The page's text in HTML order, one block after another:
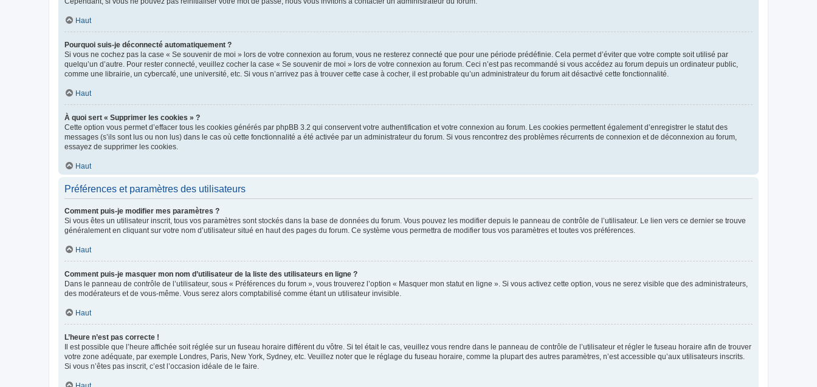
Haut
Pourquoi suis-je déconnecté automatiquement ?
Si vous ne cochez pas la case « Se souvenir de moi » lors de votre connexion au forum, vous ne resterez connecté que pour une période prédéfinie. Cela permet d’éviter que votre compte soit utilisé par
quelqu’un d’autre. Pour rester connecté, veuillez cocher la case « Se souvenir de moi » lors de votre connexion au forum. Ceci n’est pas recommandé si vous accédez au forum depuis un ordinateur public,
comme une librairie, un cybercafé, une université, etc. Si vous n’arrivez pas à trouver cette case à cocher, il est probable qu’un administrateur du forum ait désactivé cette fonctionnalité.
Haut
À quoi sert « Supprimer les cookies » ?
Cette option vous permet d’effacer tous les cookies générés par phpBB 3.2 qui conservent votre authentification et votre connexion au forum. Les cookies permettent également d’enregistrer le statut des
messages (s’ils sont lus ou non lus) dans le cas où cette fonctionnalité a été activée par un administrateur du forum. Si vous rencontrez des problèmes récurrents de connexion et de déconnexion au forum,
essayez de supprimer les cookies.
Haut
Préférences et paramètres des utilisateurs
Comment puis-je modifier mes paramètres ?
Si vous êtes un utilisateur inscrit, tous vos paramètres sont stockés dans la base de données du forum. Vous pouvez les modifier depuis le panneau de contrôle de l’utilisateur. Le lien vers ce dernier se trouve
généralement en cliquant sur votre nom d’utilisateur situé en haut des pages du forum. Ce système vous permettra de modifier tous vos paramètres et toutes vos préférences.
Haut
Comment puis-je masquer mon nom d’utilisateur de la liste des utilisateurs en ligne ?
Dans le panneau de contrôle de l’utilisateur, sous « Préférences du forum », vous trouverez l’option « Masquer mon statut en ligne ». Si vous activez cette option, vous ne serez visible que des administrateurs,
des modérateurs et de vous-même. Vous serez alors comptabilisé comme étant un utilisateur invisible.
Haut
L’heure n’est pas correcte !
Il est possible que l’heure affichée soit réglée sur un fuseau horaire différent du vôtre. Si tel était le cas, veuillez vous rendre dans le panneau de contrôle de l’utilisateur et régler le fuseau horaire afin de trouver
votre zone adéquate, par exemple Londres, Paris, New York, Sydney, etc. Veuillez noter que le réglage du fuseau horaire, comme la plupart des autres paramètres, n’est accessible qu’aux utilisateurs inscrits.
Si vous n’êtes pas inscrit, c’est l’occasion idéale de le faire.